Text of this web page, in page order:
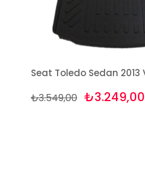
₺3.249,00
₺3.549,00